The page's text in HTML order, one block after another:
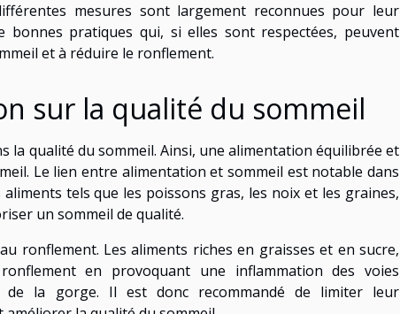
mesures sont largement reconnues pour leur
bonnes pratiques qui, si elles sont respectées, peuvent
et à réduire le ronflement.
sur la qualité du sommeil
la qualité du sommeil. Ainsi, une alimentation équilibrée et
Le lien entre alimentation et sommeil est notable dans
tels que les poissons gras, les noix et les graines,
un sommeil de qualité.
ronflement. Les aliments riches en graisses et en sucre,
en provoquant une inflammation des voies
de la gorge. Il est donc recommandé de limiter leur